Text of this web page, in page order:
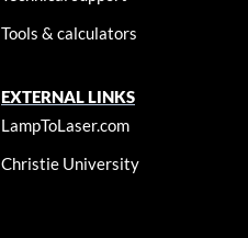
Tools & calculators
EXTERNAL LINKS
LampToLaser.com
Christie University